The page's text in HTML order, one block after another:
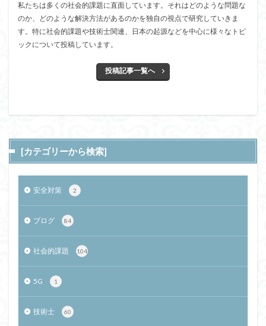
私たちは多くの社会的課題に直面しています。それはどのような問題な
のか、どのような解決方法があるのかを独自の視点で研究していきま
す。特に社会的課題や技術士関連、日本の起源などを中心に様々なトピ
ックについて投稿しています。
投稿記事一覧へ
[カテゴリーから検索]
安全対策 2
ブログ 84
社会的課題 104
5G 1
技術士 60